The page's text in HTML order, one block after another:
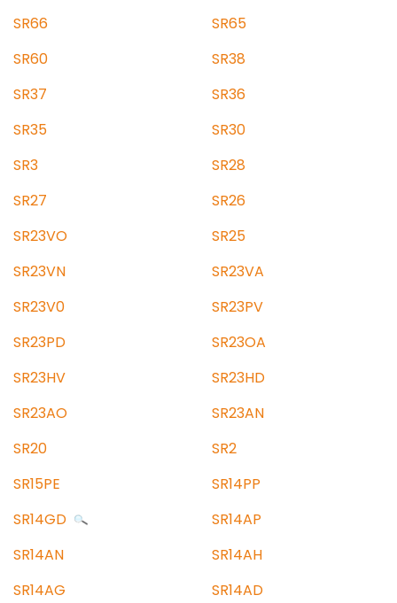
SR66
SR65
SR60
SR38
SR37
SR36
SR35
SR30
SR3
SR28
SR27
SR26
SR23VO
SR25
SR23VN
SR23VA
SR23V0
SR23PV
SR23PD
SR23OA
SR23HV
SR23HD
SR23AO
SR23AN
SR20
SR2
SR15PE
SR14PP
SR14GD
SR14AP
SR14AN
SR14AH
SR14AG
SR14AD